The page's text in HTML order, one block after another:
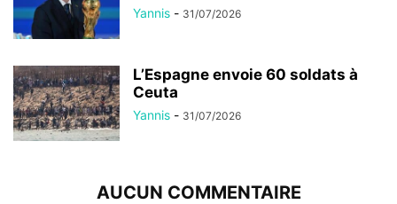
Yannis - 31/07/2026
L’Espagne envoie 60 soldats à
Ceuta
Yannis - 31/07/2026
AUCUN COMMENTAIRE